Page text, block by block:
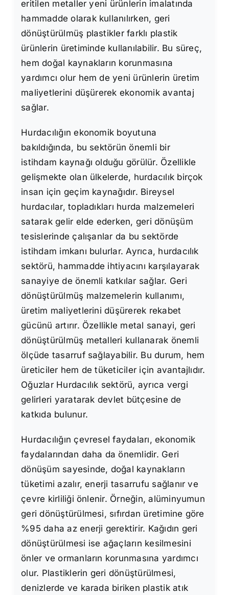
eritilen metaller yeni ürünlerin imalatında
hammadde olarak kullanılırken, geri
dönüştürülmüş plastikler farklı plastik
ürünlerin üretiminde kullanılabilir. Bu süreç,
hem doğal kaynakların korunmasına
yardımcı olur hem de yeni ürünlerin üretim
maliyetlerini düşürerek ekonomik avantaj
sağlar.
Hurdacılığın ekonomik boyutuna
bakıldığında, bu sektörün önemli bir
istihdam kaynağı olduğu görülür. Özellikle
gelişmekte olan ülkelerde, hurdacılık birçok
insan için geçim kaynağıdır. Bireysel
hurdacılar, topladıkları hurda malzemeleri
satarak gelir elde ederken, geri dönüşüm
tesislerinde çalışanlar da bu sektörde
istihdam imkanı bulurlar. Ayrıca, hurdacılık
sektörü, hammadde ihtiyacını karşılayarak
sanayiye de önemli katkılar sağlar. Geri
dönüştürülmüş malzemelerin kullanımı,
üretim maliyetlerini düşürerek rekabet
gücünü artırır. Özellikle metal sanayi, geri
dönüştürülmüş metalleri kullanarak önemli
ölçüde tasarruf sağlayabilir. Bu durum, hem
üreticiler hem de tüketiciler için avantajlıdır.
Oğuzlar Hurdacılık sektörü, ayrıca vergi
gelirleri yaratarak devlet bütçesine de
katkıda bulunur.
Hurdacılığın çevresel faydaları, ekonomik
faydalarından daha da önemlidir. Geri
dönüşüm sayesinde, doğal kaynakların
tüketimi azalır, enerji tasarrufu sağlanır ve
çevre kirliliği önlenir. Örneğin, alüminyumun
geri dönüştürülmesi, sıfırdan üretimine göre
%95 daha az enerji gerektirir. Kağıdın geri
dönüştürülmesi ise ağaçların kesilmesini
önler ve ormanların korunmasına yardımcı
olur. Plastiklerin geri dönüştürülmesi,
denizlerde ve karada biriken plastik atık